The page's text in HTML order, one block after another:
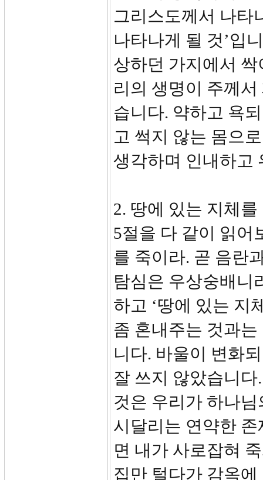
그리스도께서 나타
나타나게 될 것’입
상하던 가지에서
리의 생명이 주께
습니다. 약하고 욕
고 썩지 않는 몸으
생각하며 인내하고
2. 땅에 있는 지체
5절을 다 같이 읽어
를 죽이라. 곧 음란
탐심은 우상숭배니
하고 ‘땅에 있는 지
좀 혼내주는 것과
니다. 바울이 변화
잘 쓰지 않았습니
것은 우리가 하나
시달리는 연약한
면 내가 사로잡혀
집만 털다가 감옥